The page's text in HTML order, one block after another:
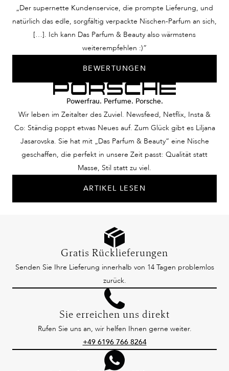
„Der supernette Kundenservice, die prompte Lieferung, und
natürlich das edle, sorgfältig verpackte Nischen-Parfum an sich,
[…]. Ich kann Das Parfum & Beauty also wärmstens
weiterempfehlen :)“
BEWERTUNGEN
Powerfrau. Perfume. Porsche.
Wir leben im Zeitalter des Zuviel. Newsfeed, Netflix, Insta &
Co: Ständig poppt etwas Neues auf. Zum Glück gibt es Liljana
Jasarovska. Sie hat mit „Das Parfum & Beauty“ eine Nische
geschaffen, die perfekt in unsere Zeit passt: Qualität statt
Masse, Stil statt zu viel.
ARTIKEL LESEN
Gratis Rücklieferungen
Senden Sie Ihre Lieferung innerhalb von 14 Tagen problemlos
zurück.
Sie erreichen uns direkt
Rufen Sie uns an, wir helfen Ihnen gerne weiter.
+49 6196 766 8264